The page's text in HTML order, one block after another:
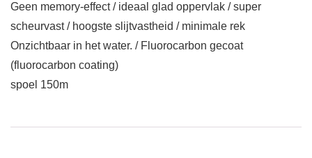
Geen memory-effect / ideaal glad oppervlak / super
scheurvast / hoogste slijtvastheid / minimale rek
Onzichtbaar in het water. / Fluorocarbon gecoat
(fluorocarbon coating)
spoel 150m